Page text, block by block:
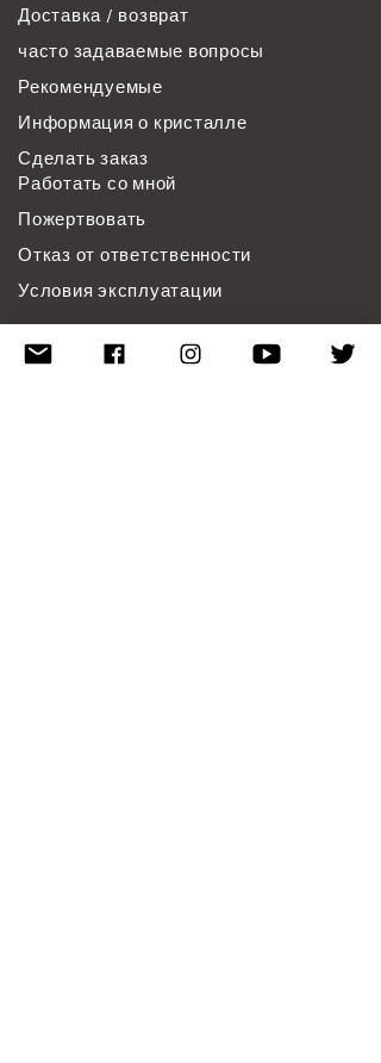
Доставка / возврат
часто задаваемые вопросы
Рекомендуемые
Информация о кристалле
Сделать заказ
Работать со мной
Пожертвовать
Отказ от ответственности
Условия эксплуатации